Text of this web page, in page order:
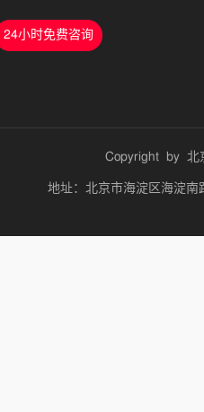
24小时免费咨询
Copyright by 北
地址：北京市海淀区海淀